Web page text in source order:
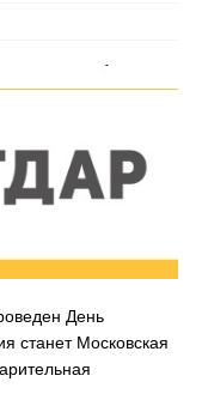
День
станет Московская